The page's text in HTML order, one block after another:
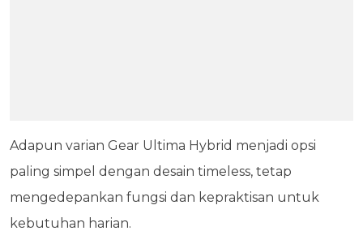
Adapun varian Gear Ultima Hybrid menjadi opsi
paling simpel dengan desain timeless, tetap
mengedepankan fungsi dan kepraktisan untuk
kebutuhan harian.